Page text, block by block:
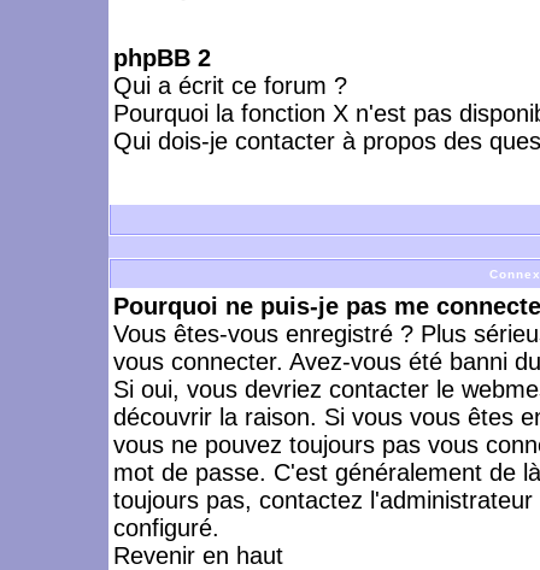
phpBB 2
Qui a écrit ce forum ?
Pourquoi la fonction X n'est pas
Qui dois-je contacter à propos des
Pourquoi ne puis-je pas me
Vous êtes-vous enregistré ? Plus
vous connecter. Avez-vous été banni
Si oui, vous devriez contacter le
découvrir la raison. Si vous vous êtes
vous ne pouvez toujours pas vous
mot de passe. C'est généralement de
toujours pas, contactez
configuré.
Revenir en haut